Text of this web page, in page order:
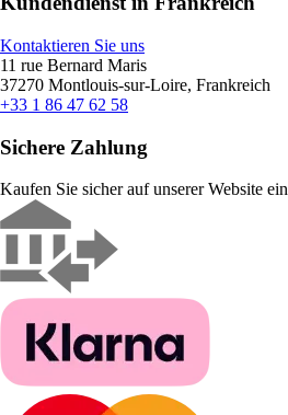
Kontaktieren Sie uns
11 rue Bernard Maris
37270 Montlouis-sur-Loire, Frankreich
+33 1 86 47 62 58
Sichere Zahlung
Kaufen Sie sicher auf unserer Website ein